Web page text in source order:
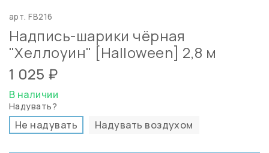
арт.FB216
Надпись-шарики чёрная
"Хеллоуин" [Halloween] 2,8 м
1 025 ₽
В наличии
Надувать?
Не надувать Надувать воздухом